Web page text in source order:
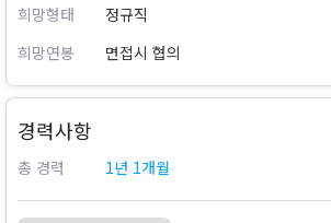
희망형태
정규직
희망연봉
면접시 협의
경력사항
총 경력 1년 1개월